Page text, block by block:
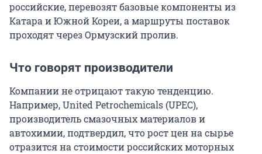
российские, перевозят базовые компоненты из
Катара и Южной Кореи, а маршруты поставок
проходят через Ормузский пролив.
Что говорят производители
Компании не отрицают такую тенденцию.
Например, United Petrochemicals (UPEC),
производитель смазочных материалов и
автохимии, подтвердил, что рост цен на сырье
отразится на стоимости российских моторных